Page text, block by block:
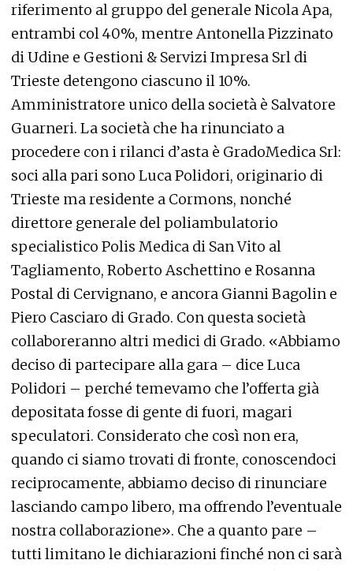
riferimento al gruppo del generale Nicola Apa,
entrambi col 40%, mentre Antonella Pizzinato
di Udine e Gestioni & Servizi Impresa Srl di
Trieste detengono ciascuno il 10%.
Amministratore unico della società è Salvatore
Guarneri. La società che ha rinunciato a
procedere con i rilanci d’asta è GradoMedica Srl:
soci alla pari sono Luca Polidori, originario di
Trieste ma residente a Cormons, nonché
direttore generale del poliambulatorio
specialistico Polis Medica di San Vito al
Tagliamento, Roberto Aschettino e Rosanna
Postal di Cervignano, e ancora Gianni Bagolin e
Piero Casciaro di Grado. Con questa società
collaboreranno altri medici di Grado. «Abbiamo
deciso di partecipare alla gara – dice Luca
Polidori – perché temevamo che l’offerta già
depositata fosse di gente di fuori, magari
speculatori. Considerato che così non era,
quando ci siamo trovati di fronte, conoscendoci
reciprocamente, abbiamo deciso di rinunciare
lasciando campo libero, ma offrendo l’eventuale
nostra collaborazione». Che a quanto pare –
tutti limitano le dichiarazioni finché non ci sarà